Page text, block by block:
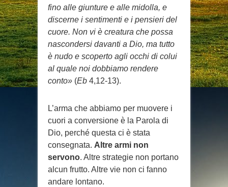
fino alle giunture e alle midolla, e
discerne i sentimenti e i pensieri del
cuore. Non vi è creatura che possa
nascondersi davanti a Dio, ma tutto
è nudo e scoperto agli occhi di colui
al quale noi dobbiamo rendere
conto» (Eb 4,12-13).
L’arma che abbiamo per muovere i
cuori a conversione è la Parola di
Dio, perché questa ci è stata
consegnata. Altre armi non
servono. Altre strategie non portano
alcun frutto. Altre vie non ci fanno
andare lontano.